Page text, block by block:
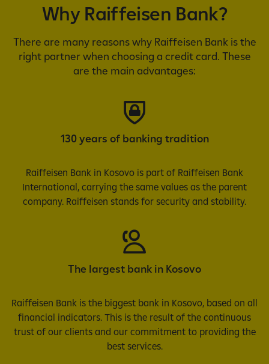
Why Raiffeisen Bank?
There are many reasons why Raiffeisen Bank is the
right partner when choosing a credit card. These
are the main advantages:
130 years of banking tradition
Raiffeisen Bank in Kosovo is part of Raiffeisen Bank
International, carrying the same values as the parent
company. Raiffeisen stands for security and stability.
The largest bank in Kosovo
Raiffeisen Bank is the biggest bank in Kosovo, based on all
financial indicators. This is the result of the continuous
trust of our clients and our commitment to providing the
best services.